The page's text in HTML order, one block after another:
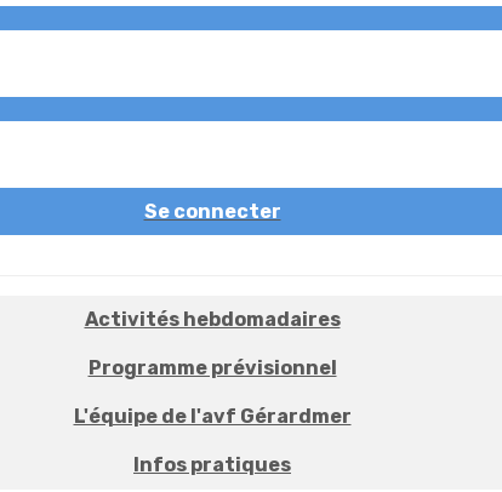
Se connecter
Activités hebdomadaires
Programme prévisionnel
L'équipe de l'avf Gérardmer
Infos pratiques